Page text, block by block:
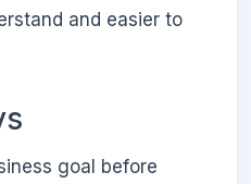
and easier to
goal before